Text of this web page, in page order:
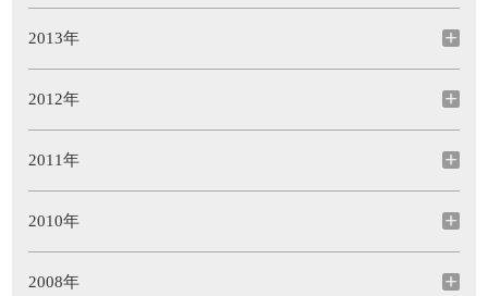
2013年
2012年
2011年
2010年
2008年